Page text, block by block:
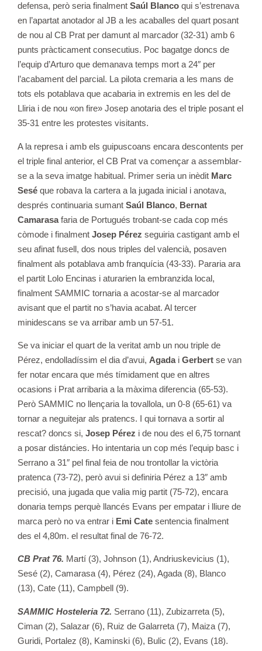
defensa, però seria finalment Saúl Blanco qui s’estrenava
en l’apartat anotador al JB a les acaballes del quart posant
de nou al CB Prat per damunt al marcador (32-31) amb 6
punts pràcticament consecutius. Poc bagatge doncs de
l’equip d’Arturo que demanava temps mort a 24″ per
l’acabament del parcial. La pilota cremaria a les mans de
tots els potablava que acabaria in extremis en les del de
Lliria i de nou «on fire» Josep anotaria des el triple posant el
35-31 entre les protestes visitants.
A la represa i amb els guipuscoans encara descontents per
el triple final anterior, el CB Prat va començar a assemblar-
se a la seva imatge habitual. Primer seria un inèdit Marc
Sesé que robava la cartera a la jugada inicial i anotava,
després continuaria sumant Saúl Blanco, Bernat
Camarasafaria de Portugués trobant-se cada cop més
còmode i finalment Josep Pérez seguiria castigant amb el
seu afinat fusell, dos nous triples del valencià, posaven
finalment als potablava amb franquícia (43-33). Pararia ara
el partit Lolo Encinas i aturarien la embranzida local,
finalment SAMMIC tornaria a acostar-se al marcador
avisant que el partit no s’havia acabat. Al tercer
minidescans se va arribar amb un 57-51.
Se va iniciar el quart de la veritat amb un nou triple de
Pérez, endolladíssim el dia d’avui, Agadai Gerbert se van
fer notar encara que més tímidament que en altres
ocasions i Prat arribaria a la màxima diferencia (65-53).
Però SAMMIC no llençaria la tovallola, un 0-8 (65-61) va
tornar a neguitejar als pratencs. I qui tornava a sortir al
rescat? doncs si, Josep Pérez i de nou des el 6,75 tornant
a posar distáncies. Ho intentaria un cop més l’equip basc i
Serrano a 31″ pel final feia de nou trontollar la victòria
pratenca (73-72), però avui si definiria Pérez a 13″ amb
precisió, una jugada que valia mig partit (75-72), encara
donaria temps perquè llancés Evans per empatar i lliure de
marca però no va entrar i Emi Cate sentencia finalment
des el 4,80m. el resultat final de 76-72.
CB Prat 76. Martí (3), Johnson (1), Andriuskevicius (1),
Sesé (2), Camarasa (4), Pérez (24), Agada (8), Blanco
(13), Cate (11), Campbell (9).
SAMMIC Hosteleria 72. Serrano (11), Zubizarreta (5),
Ciman (2), Salazar (6), Ruiz de Galarreta (7), Maiza (7),
Guridi, Portalez (8), Kaminski (6), Bulic (2), Evans (18).